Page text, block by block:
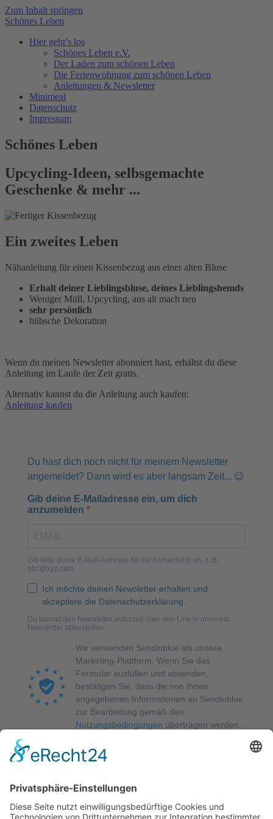
Zum Inhalt springen
Schönes Leben
Hier geht’s los
Schönes Leben e.V.
Der Laden zum schönen Leben
Die Ferienwohnung zum schönen Leben
Anleitungen & Newsletter
Minimeal
Datenschutz
Impressum
Schönes Leben
Upcycling-Ideen, selbsgemachte
Geschenke & mehr ...
Ein zweites Leben
Nähanleitung für einen Kissenbezug aus einer alten Bluse
Erhalt deiner Lieblingsbluse, deines Lieblingshemds
Weniger Müll, Upcycling, aus alt mach neu
sehr persönlich
hübsche Dekoration
Wenn du meinen Newsletter abonniert hast, erhältst du diese
Anleitung im Laufe der Zeit gratis.
Alternativ kannst du die Anleitung auch kaufen:
Anleitung kaufen
Du hast dich noch nicht für meinem Newsletter
angemeldet? Dann wird es aber langsam Zeit... 😉
Gib deine E-Mailadresse ein, um dich
anzumelden
Gib bitte deine E-Mail-Adresse für die Anmeldung an, z. B.
abc@xyz.com.
Ich möchte deinen Newsletter erhalten und
akzeptiere die Datenschutzerklärung.
Du kannst den Newsletter jederzeit über den Link in unserem
Newsletter abbestellen.
Wir verwenden Sendinblue als unsere
Marketing-Plattform. Wenn Sie das
Formular ausfüllen und absenden,
bestätigen Sie, dass die von Ihnen
angegebenen Informationen an Sendinblue
zur Bearbeitung gemäß den
Nutzungsbedingungen übertragen werden.
ANMELDEN